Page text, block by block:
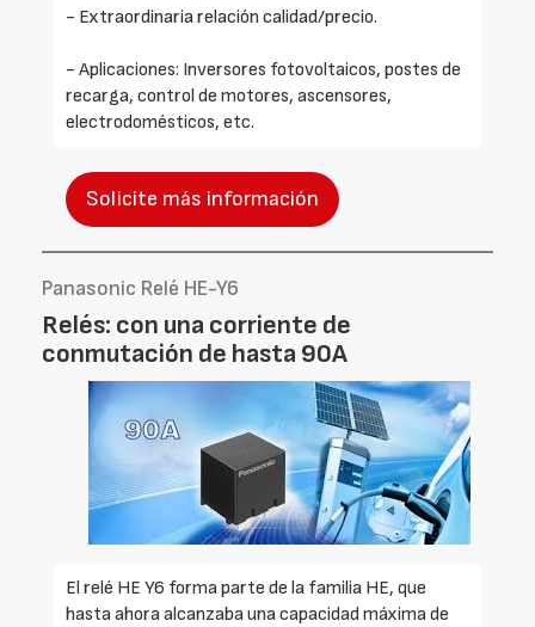
- Extraordinaria relación calidad/precio.
- Aplicaciones: Inversores fotovoltaicos, postes de
recarga, control de motores, ascensores,
electrodomésticos, etc.
Solicite más información
Panasonic Relé HE-Y6
Relés: con una corriente de
conmutación de hasta 90A
El relé HE Y6 forma parte de la familia HE, que
hasta ahora alcanzaba una capacidad máxima de